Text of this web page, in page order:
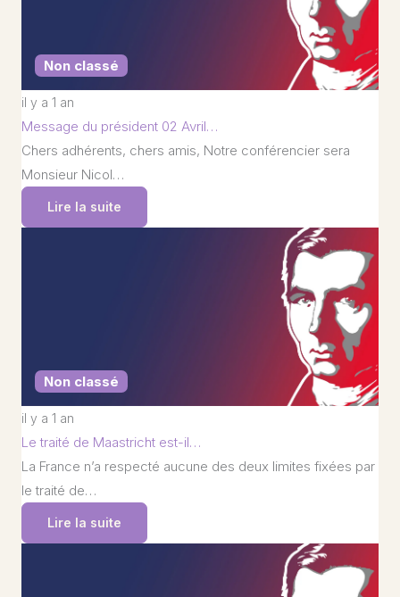
Non classé
il y a 1 an
Message du président 02 Avril…
Chers adhérents, chers amis, Notre conférencier sera
Monsieur Nicol…
Lire la suite
Non classé
il y a 1 an
Le traité de Maastricht est-il…
La France n’a respecté aucune des deux limites fixées par
le traité de…
Lire la suite